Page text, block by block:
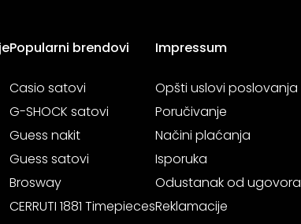
Popularni brendovi
Casio satovi
G-SHOCK satovi
Guess nakit
Guess satovi
Brosway
CERRUTI 1881 Timepieces
Impressum
Opšti uslovi poslovanja
Poručivanje
Načini plaćanja
Isporuka
Odustanak od ugovora
Reklamacije